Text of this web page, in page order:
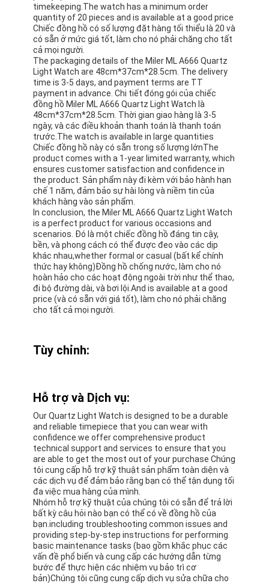
Ứng dụng:
The Miler ML A666 Quartz Light Watch is a perfect
product for people who want a reliable timepiece
that can withstand the rigors of everyday wear.you
can wear it while swimming and other water
và các sự kiện thể thao.
easy to adjust. Chiếc đồng hồ có màn hình tương tự
rất đẹp và dễ đọc, làm cho nó hoàn hảo cho mọi lứa
tuổi.làm cho nó hoàn hảo cho những người với kích
thước cổ tay khác nhauĐó là một món quà hoàn hảo
cho bạn bè, gia đình, và những người thân yêu.
The Miler ML A666 Quartz Light Watch is
manufactured in Guangzhou, China, using high-
purity quartz, which ensures accurate
timekeeping.The watch has a minimum order
quantity of 20 pieces and is available at a good price
Chiếc đồng hồ có số lượng đặt hàng tối thiểu là 20 và
có sẵn ở mức giá tốt, làm cho nó phải chăng cho tất
cả mọi người.
The packaging details of the Miler ML A666 Quartz
Light Watch are 48cm*37cm*28.5cm. The delivery
time is 3-5 days, and payment terms are TT
payment in advance. Chi tiết đóng gói của chiếc
đồng hồ Miler ML A666 Quartz Light Watch là